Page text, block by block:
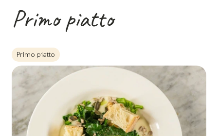
Primo piatto
Primo piatto